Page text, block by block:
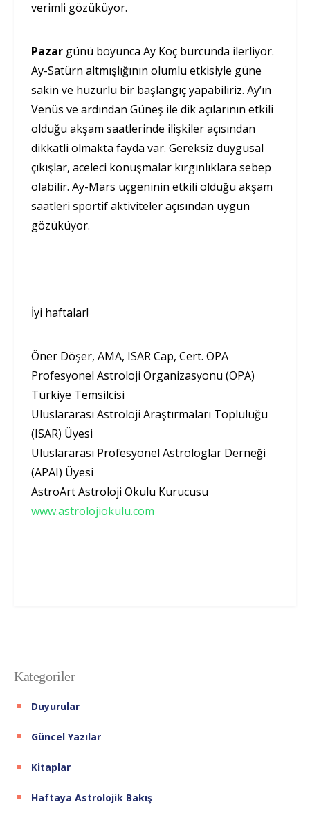
verimli gözüküyor.
Pazar günü boyunca Ay Koç burcunda ilerliyor.
Ay-Satürn altmışlığının olumlu etkisiyle güne
sakin ve huzurlu bir başlangıç yapabiliriz. Ay’ın
Venüs ve ardından Güneş ile dik açılarının etkili
olduğu akşam saatlerinde ilişkiler açısından
dikkatli olmakta fayda var. Gereksiz duygusal
çıkışlar, aceleci konuşmalar kırgınlıklara sebep
olabilir. Ay-Mars üçgeninin etkili olduğu akşam
saatleri sportif aktiviteler açısından uygun
gözüküyor.
İyi haftalar!
Öner Döşer, AMA, ISAR Cap, Cert. OPA
Profesyonel Astroloji Organizasyonu (OPA)
Türkiye Temsilcisi
Uluslararası Astroloji Araştırmaları Topluluğu
(ISAR) Üyesi
Uluslararası Profesyonel Astrologlar Derneği
(APAI) Üyesi
AstroArt Astroloji Okulu Kurucusu
www.astrolojiokulu.com
Kategoriler
Duyurular
Güncel Yazılar
Kitaplar
Haftaya Astrolojik Bakış